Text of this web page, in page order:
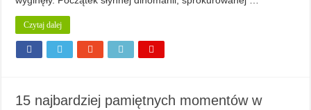
Czytaj dalej
15 najbardziej pamiętnych momentów w